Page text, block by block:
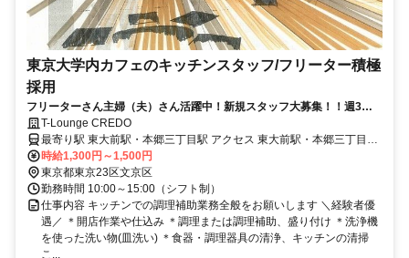
東京大学内カフェのキッチンスタッフ/フリーター積極
採用
フリーターさん主婦（夫）さん活躍中！新規スタッフ大募集！！週3
日〜OK！
T-Lounge CREDO
最寄り駅 東大前駅・本郷三丁目駅 アクセス 東大前駅・本郷三丁目駅
から各徒歩10分
時給1,300円～1,500円
東京都東京23区文京区
勤務時間 10:00～15:00（シフト制）
仕事内容 キッチンでの調理補助業務全般をお願いします ＼経験者優
遇／ ＊開店作業や仕込み ＊調理または調理補助、盛り付け ＊洗浄機
を使った洗い物(皿洗い) ＊食器・調理器具の清浄、キッチンの清掃
こ...